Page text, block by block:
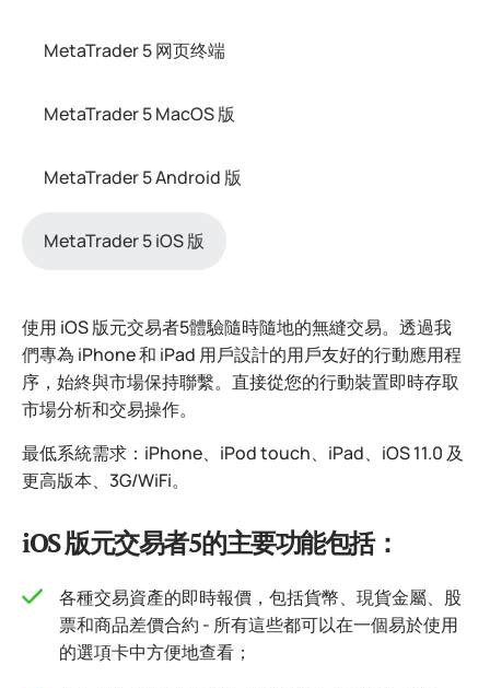
MetaTrader 5 网页终端
MetaTrader 5 MacOS 版
MetaTrader 5 Android 版
MetaTrader 5 iOS 版
使用 iOS 版元交易者5體驗隨時隨地的無縫交易。透過我
們專為 iPhone 和 iPad 用戶設計的用戶友好的行動應用程
序，始終與市場保持聯繫。直接從您的行動裝置即時存取
市場分析和交易操作。
最低系統需求：iPhone、iPod touch、iPad、iOS 11.0 及
更高版本、3G/WiFi。
iOS 版元交易者5的主要功能包括：
各種交易資產的即時報價，包括貨幣、現貨金屬、股
票和商品差價合約 - 所有這些都可以在一個易於使用
的選項卡中方便地查看；